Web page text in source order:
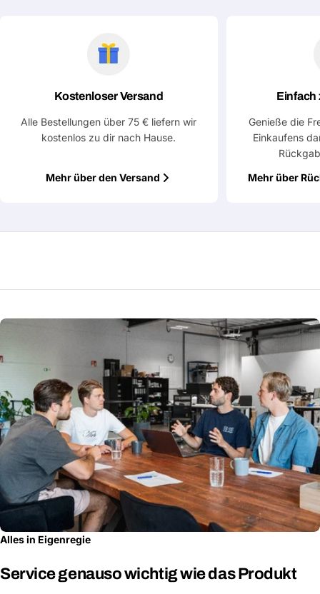
Mit * markierte Felder sind Pflichtfelder
Frage absenden
Kostenloser Versand
Alle Bestellungen über 75 € liefern wir
kostenlos zu dir nach Hause.
Mehr über den Versand
Einfach
Genieße die
Einkaufens
Mehr über
Alles in Eigenregie
Service genauso wichtig wie das Produkt